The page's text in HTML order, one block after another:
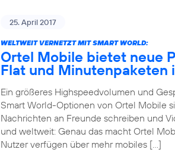
25. April 2017
WELTWEIT VERNETZT MIT SMART WORLD:
Ortel Mobile bietet neue
Flat und Minutenpaketen
Ein größeres Highspeedvolumen und
Smart World-Optionen von Ortel Mobile
Nachrichten an Freunde schreiben und
und weltweit: Genau das macht Ortel
Nutzer verfügen über mehr mobiles […]